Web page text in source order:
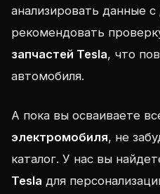
анализировать данные
рекомендовать
запчастей Tesla, что
автомобиля.
А пока вы осваиваете
электромобиля, не
каталог. У нас вы
Tesla для